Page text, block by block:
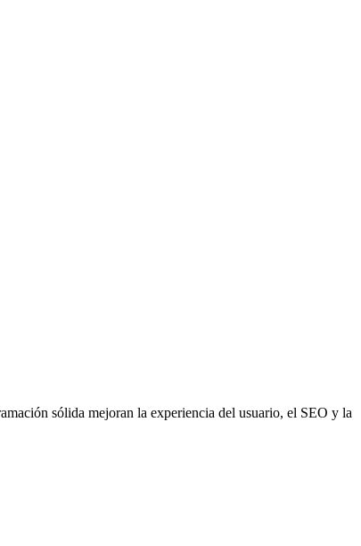
sólida mejoran la experiencia del usuario, el SEO y la